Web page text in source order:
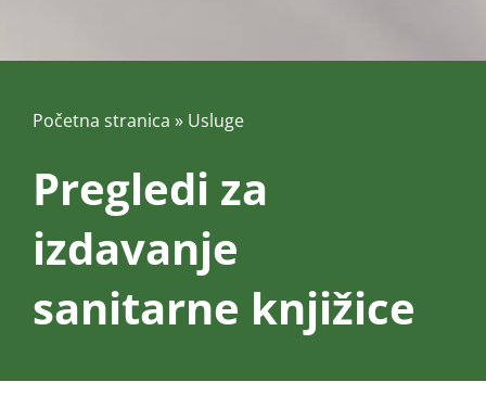
Početna stranica » Usluge
Pregledi za
izdavanje
sanitarne knjižice